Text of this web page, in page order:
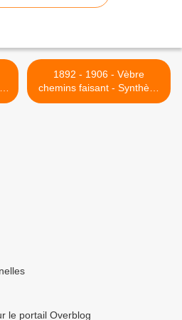
1892 - 1906 - Vèbre
chemins faisant - Synthèse
du Conseil Municipal 1 >
le portail Overblog